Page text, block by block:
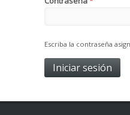
Escriba la contraseña